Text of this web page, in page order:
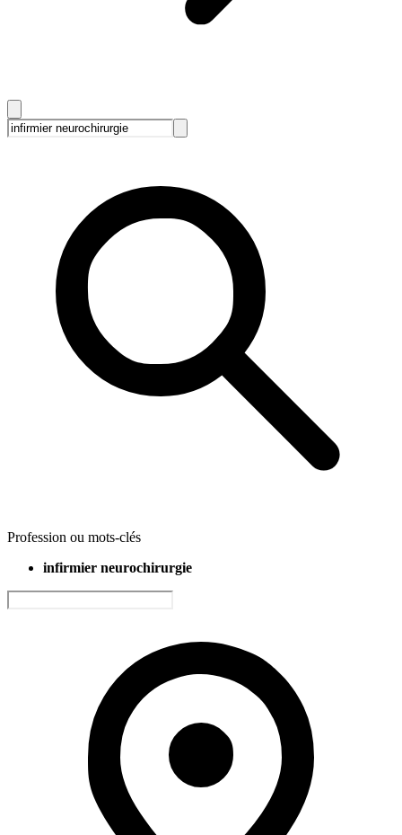
Profession ou mots-clés
infirmier neurochirurgie